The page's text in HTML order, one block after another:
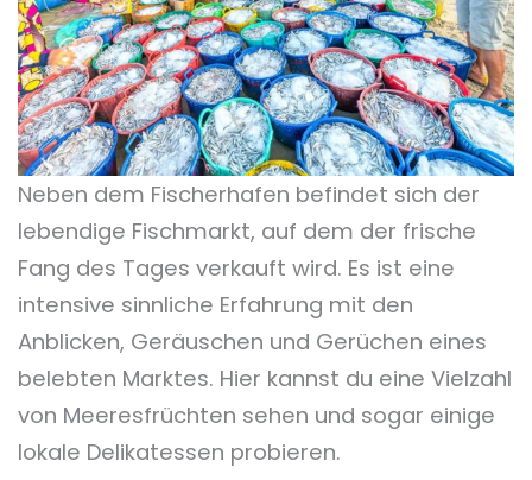
Neben dem Fischerhafen befindet sich der
lebendige Fischmarkt, auf dem der frische
Fang des Tages verkauft wird. Es ist eine
intensive sinnliche Erfahrung mit den
Anblicken, Geräuschen und Gerüchen eines
belebten Marktes. Hier kannst du eine Vielzahl
von Meeresfrüchten sehen und sogar einige
lokale Delikatessen probieren.